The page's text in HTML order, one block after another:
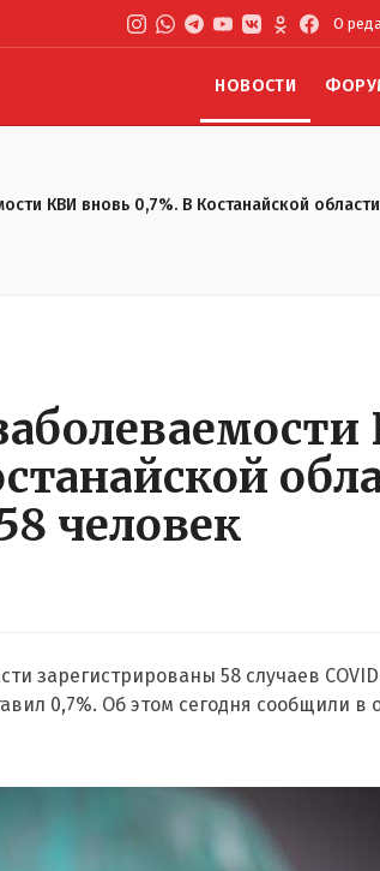
О
НОВОСТИ
КВИ вновь 0,7%. В Костанайской
человек
зарегистрированы 58 случаев
0,7%. Об этом сегодня сообщили в